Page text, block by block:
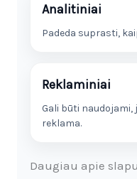
Analitiniai
Padeda suprasti,
Reklaminiai
Gali būti
reklama.
Daugiau apie